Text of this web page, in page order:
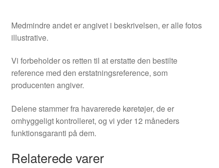
Medmindre andet er angivet i beskrivelsen, er alle fotos
illustrative.
Vi forbeholder os retten til at erstatte den bestilte
reference med den erstatningsreference, som
producenten angiver.
Delene stammer fra havarerede køretøjer, de er
omhyggeligt kontrolleret, og vi yder 12 måneders
funktionsgaranti på dem.
Relaterede varer